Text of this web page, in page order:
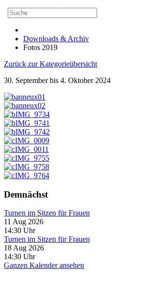
Downloads & Archiv
Fotos 2019
Zurück zur Kategorieübersicht
30. September bis 4. Oktober 2024
Demnächst
Turnen im Sitzen für Frauen
11 Aug 2026
14:30 Uhr
Turnen im Sitzen für Frauen
18 Aug 2026
14:30 Uhr
Ganzen Kalender ansehen